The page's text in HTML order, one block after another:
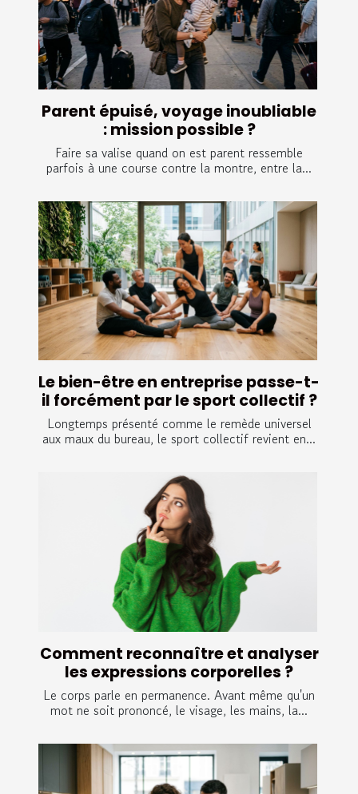
Parent épuisé, voyage inoubliable
: mission possible ?
Faire sa valise quand on est parent ressemble
parfois à une course contre la montre, entre la...
Le bien-être en entreprise passe-t-
il forcément par le sport collectif ?
Longtemps présenté comme le remède universel
aux maux du bureau, le sport collectif revient en...
Comment reconnaître et analyser
les expressions corporelles ?
Le corps parle en permanence. Avant même qu'un
mot ne soit prononcé, le visage, les mains, la...